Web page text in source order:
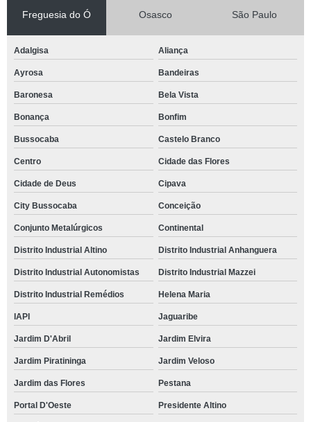
Freguesia do Ó Osasco São Paulo
Adalgisa Aliança
Ayrosa Bandeiras
Baronesa Bela Vista
Bonança Bonfim
Bussocaba Castelo Branco
Centro Cidade das Flores
Cidade de Deus Cipava
City Bussocaba Conceição
Conjunto Metalúrgicos Continental
Distrito Industrial Altino Distrito Industrial Anhanguera
Distrito Industrial Autonomistas Distrito Industrial Mazzei
Distrito Industrial Remédios Helena Maria
IAPI Jaguaribe
Jardim D'Abril Jardim Elvira
Jardim Piratininga Jardim Veloso
Jardim das Flores Pestana
Portal D'Oeste Presidente Altino